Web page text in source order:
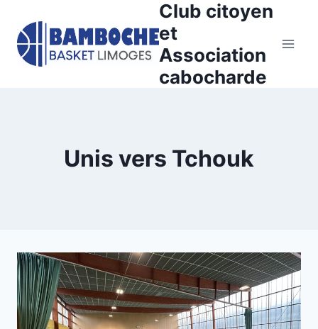
contenu
Club citoyen
et
Association
cabocharde
Unis vers Tchouk